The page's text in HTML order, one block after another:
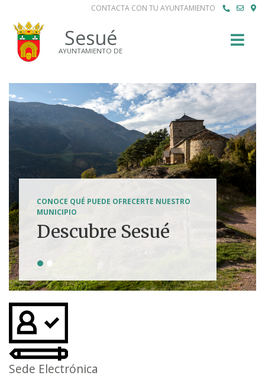
CONTACTA CON TU AYUNTAMIENTO
Sesué
AYUNTAMIENTO DE
CONOCE QUÉ PUEDE OFRECERTE NUESTRO
MUNICIPIO
Descubre Sesué
Tierra de
aventuras
Sede Electrónica